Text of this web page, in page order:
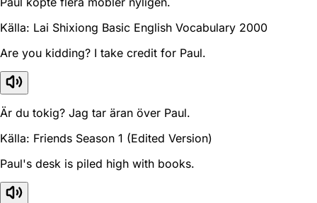
Källa: Lai Shixiong Basic English Vocabulary 2000
Are you kidding? I take credit for Paul.
Är du tokig? Jag tar äran över Paul.
Källa: Friends Season 1 (Edited Version)
Paul's desk is piled high with books.